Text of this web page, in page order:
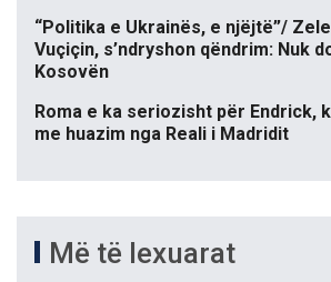
“Politika e Ukrainës, e njëjtë”/
Vuçiçin, s’ndryshon qëndrim: Nuk
Kosovën
Roma e ka seriozisht për Endrick,
me huazim nga Reali i Madridit
Më të lexuarat